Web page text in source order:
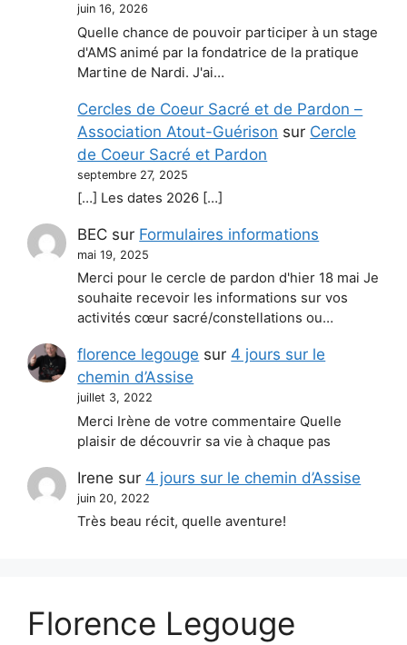
juin 16, 2026
Quelle chance de pouvoir participer à un stage
d'AMS animé par la fondatrice de la pratique
Martine de Nardi. J'ai…
Cercles de Coeur Sacré et de Pardon –
Association Atout-Guérison sur Cercle
de Coeur Sacré et Pardon
septembre 27, 2025
[…] Les dates 2026 […]
BEC sur Formulaires informations
mai 19, 2025
Merci pour le cercle de pardon d'hier 18 mai Je
souhaite recevoir les informations sur vos
activités cœur sacré/constellations ou…
florence legouge sur 4 jours sur le
chemin d’Assise
juillet 3, 2022
Merci Irène de votre commentaire Quelle
plaisir de découvrir sa vie à chaque pas
Irene sur 4 jours sur le chemin d’Assise
juin 20, 2022
Très beau récit, quelle aventure!
Florence Legouge